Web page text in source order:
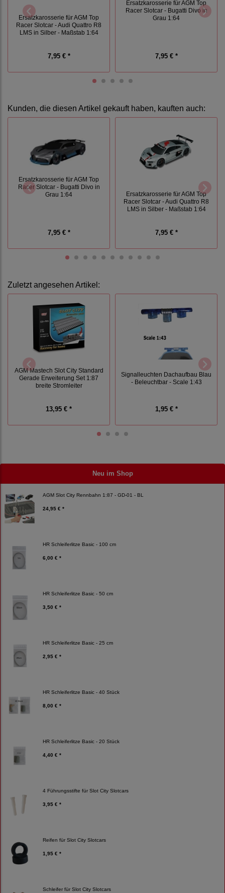
Neu im Shop
AGM Slot City Rennbahn 1:87 - GD-01 - BL
24,95 € *
HR Schleiferlitze Basic - 100 cm
6,00 € *
HR Schleiferlitze Basic - 50 cm
3,50 € *
HR Schleiferlitze Basic - 25 cm
2,95 € *
HR Schleiferlitze Basic - 40 Stück
8,00 € *
HR Schleiferlitze Basic - 20 Stück
4,40 € *
4 Führungsstifte für Slot City Slotcars
3,95 € *
Reifen für Slot City Slotcars
1,95 € *
Schleifer für Slot City Slotcars
Ersatzkarosserie für AGM Top
Racer Slotcar - Audi Quattro R8
LMS in Silber - Maßstab 1:64
7,95 € *
Ersatzkarosserie für AGM Top
Racer Slotcar - Bugatti Divo in
Grau 1:64
7,95 € *
Kunden, die diesen Artikel gekauft haben, kauften auch:
Ersatzkarosserie für AGM Top
Racer Slotcar - Bugatti Divo in
Grau 1:64
7,95 € *
Ersatzkarosserie für AGM Top
Racer Slotcar - Audi Quattro R8
LMS in Silber - Maßstab 1:64
7,95 € *
Zuletzt angesehen Artikel:
AGM Mastech Slot City Standard
Gerade Erweiterung Set 1:87
breite Stromleiter
13,95 € *
Signalleuchten Dachaufbau Blau
- Beleuchtbar - Scale 1:43
1,95 € *